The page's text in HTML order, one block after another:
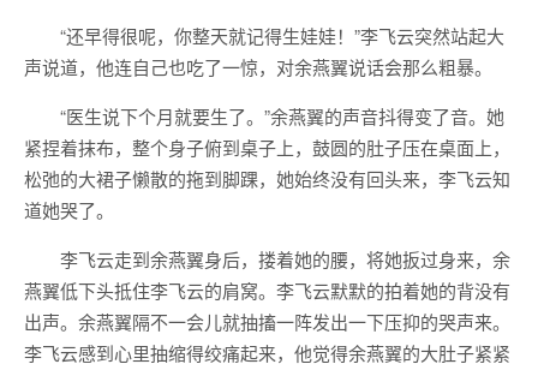
“还早得很呢，你整天就记得生娃娃！”李飞云突然站起大
声说道，他连自己也吃了一惊，对余燕翼说话会那么粗暴。
“医生说下个月就要生了。”余燕翼的声音抖得变了音。她
紧捏着抹布，整个身子俯到桌子上，鼓圆的肚子压在桌面上，
松弛的大裙子懒散的拖到脚踝，她始终没有回头来，李飞云知
道她哭了。
李飞云走到余燕翼身后，搂着她的腰，将她扳过身来，余
燕翼低下头抵住李飞云的肩窝。李飞云默默的拍着她的背没有
出声。余燕翼隔不一会儿就抽搐一阵发出一下压抑的哭声来。
李飞云感到心里抽缩得绞痛起来，他觉得余燕翼的大肚子紧紧